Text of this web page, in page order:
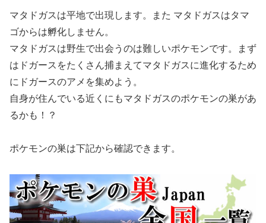
マタドガスは平地で出現します。また マタドガスはタマ
ゴからは孵化しません。
マタドガスは野生で出会うのは難しいポケモンです。まず
はドガースをたくさん捕まえてマタドガスに進化するため
にドガースのアメを集めよう。
自身が住んでいる近くにもマタドガスのポケモンの巣があ
るかも！？
ポケモンの巣は下記から確認できます。